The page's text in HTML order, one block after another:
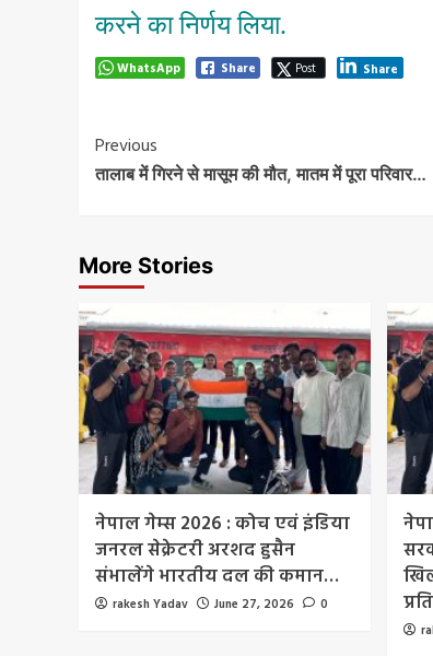
करने का निर्णय लिया.
WhatsApp Share Post Share
Post
Navigation
Previous
तालाब में गिरने से मासूम की मौत, मातम में पूरा परिवार…
More Stories
नेपाल गेम्स 2026 : कोच एवं इंडिया
जनरल सेक्रेटरी अरशद हुसैन
संभालेंगे भारतीय दल की कमान…
rakesh Yadav June 27, 2026 0